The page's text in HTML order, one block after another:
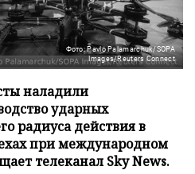
Фото: Pavlo Palamarchuk/SOPA
Images/Reuters Connect
наладили
ударных
радиуса действия в
при международном
телеканал Sky News.